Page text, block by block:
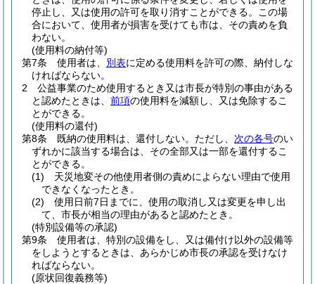
停止し、又は使用の許可を取り消すことができる。
この場
合において、使用者が損害を受けても市は、その責めを負
わない。
(使用料の納付等)
第7条
使用者は、 別表に定める使用料を許可の際、納付しな
ければならない。
2
公益事業のため使用するとき又は市長が特別の事由がある
と認めたときは、 前項の使用料を減額し、又は免除するこ
とができる。
(使用料の還付)
第8条
既納の使用料は、還付しない。 ただし、 次の各号のい
ずれかに該当する場合は、その全部又は一部を還付するこ
とができる。
(1)
天災地変その他使用者側の責めによらない理由で使用
できなくなったとき。
(2)
使用日前7日までに、使用の取消し又は変更を申し出
て、市長が相当の理由があると認めたとき。
(特別設備等の承認)
第9条
使用者は、特別の設備をし、又は備付け以外の設備等
をしようとするときは、あらかじめ市長の承認を受けなけ
ればならない。
(原状回復義務等)